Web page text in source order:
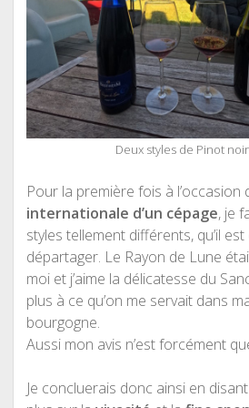
Deux styles de Pinot noir
Pour la première fois à l’occasion
internationale d’un cépage, je
styles tellement différents, qu’il
départager. Le Rayon de Lune
moi et j’aime la délicatesse du
plus à ce qu’on me servait dans
bourgogne.
Aussi mon avis n’est forcément
Je concluerais donc ainsi en